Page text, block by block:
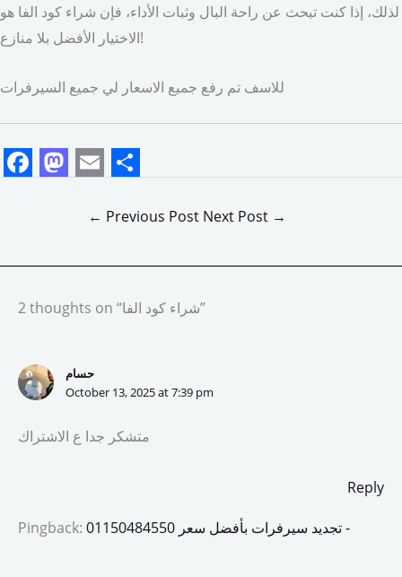
لذلك، إذا كنت تبحث عن راحة البال وثبات الأداء، فإن شراء كود الفا هو
الاختيار الأفضل بلا منازع!
للاسف تم رفع جميع الاسعار لي جميع السيرفرات
F
e
b
o
k
M
t
o
o
n
E
m
i
l
S
h
r
e
← Previous Post Next Post →
2 thoughts on “شراء كود الفا”
حسام
October 13, 2025 at 7:39 pm
متشكر جدا ع الاشتراك
Reply
Pingback: تجديد سيرفرات بأفضل سعر 01150484550 -